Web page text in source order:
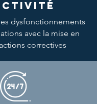
dysfonctionnements
avec la mise en
correctives